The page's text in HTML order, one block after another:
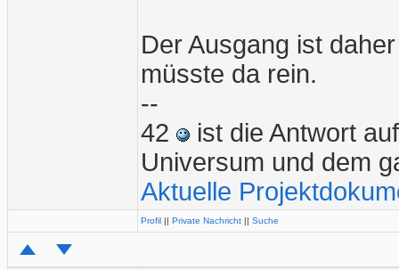
Der Ausgang ist
müsste da rein.
--
42
ist die Antwort
Universum und dem
Aktuelle
Profil || Private Nachricht || Suche